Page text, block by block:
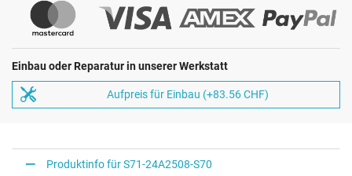
Einbau oder Reparatur in unserer Werkstatt
Aufpreis für Einbau (+83.56 CHF)
Produktinfo für S71-24A2508-S70